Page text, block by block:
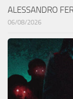
ALESSANDRO
06/08/2026